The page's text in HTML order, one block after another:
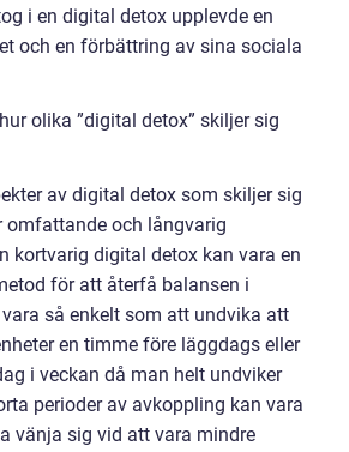
i en digital detox upplevde en
och en förbättring av sina sociala
olika ”digital detox” skiljer sig
av digital detox som skiljer sig
omfattande och långvarig
kortvarig digital detox kan vara en
för att återfå balansen i
så enkelt som att undvika att
en timme före läggdags eller
i veckan då man helt undviker
perioder av avkoppling kan vara
vänja sig vid att vara mindre